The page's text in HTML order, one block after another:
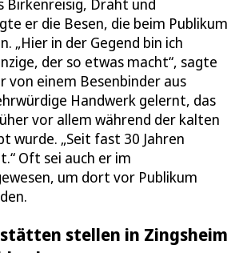
Birkenreisig, Draht und
er die Besen, die beim Publikum
„Hier in der Gegend bin ich
der so etwas macht“, sagte
von einem Besenbinder aus
Handwerk gelernt, das
vor allem während der kalten
wurde. „Seit fast 30 Jahren
Oft sei auch er im
um dort vor Publikum
stellen in Zingsheim